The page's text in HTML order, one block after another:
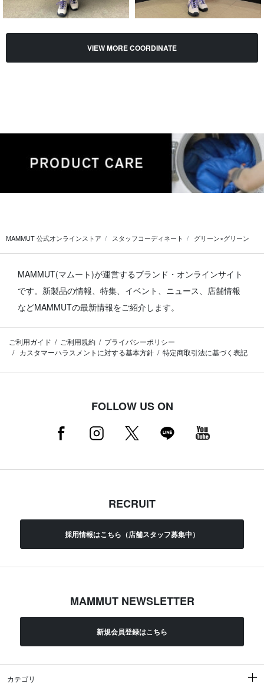
VIEW MORE COORDINATE
MAMMUT 公式オンラインストア スタッフコーディネート グリーン×グリーン
MAMMUT(マムート)が運営するブランド・オンラインサイト
です。 新製品の情報、特集、イベント、ニュース、店舗情報
などMAMMUTの最新情報をご紹介します。
ご利用ガイド ご利用規約
プライバシーポリシー
カスタマーハラスメントに対する基本方針
特定商取引法に基づく表記
FOLLOW US ON
RECRUIT
採用情報はこちら（店舗スタッフ募集中）
MAMMUT NEWSLETTER
新規会員登録はこちら
カテゴリ